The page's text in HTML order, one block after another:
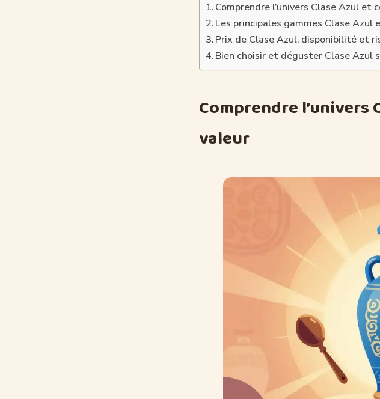
Comprendre l’univers Clase Azul et
Les principales gammes Clase
Prix de Clase Azul, disponibilité et
Bien choisir et déguster Clase
Comprendre l’univers
valeur